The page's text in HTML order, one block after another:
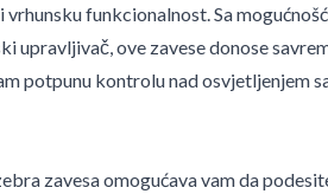
vrhunsku funkcionalnost. Sa
upravljivač, ove zavese donose
potpunu kontrolu nad osvjetljenjem
zavesa omogućava vam da